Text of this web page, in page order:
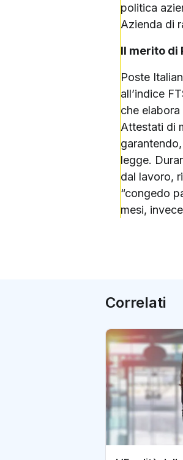
politica
Azienda di
Il merito di
Poste
all’indice
che
Attestati di
legge.
dal lavoro,
“congedo
mesi,
Correlati